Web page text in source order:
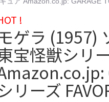
!
ゲラ (1957)
宝怪獣シリ
リーズ